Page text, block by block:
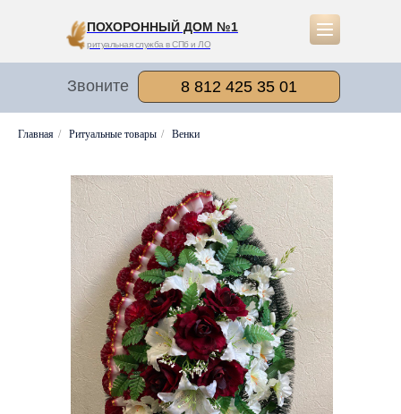
ПОХОРОННЫЙ ДОМ №1
ритуальная служба в СПб и ЛО
8 812 425 35 01
Звоните
Главная / Ритуальные товары / Венки